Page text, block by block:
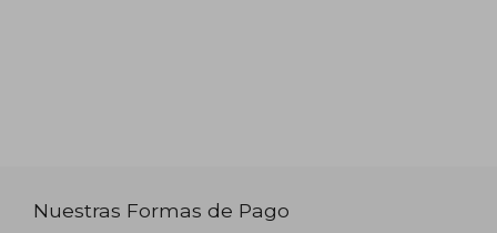
Nuestras Formas de Pago